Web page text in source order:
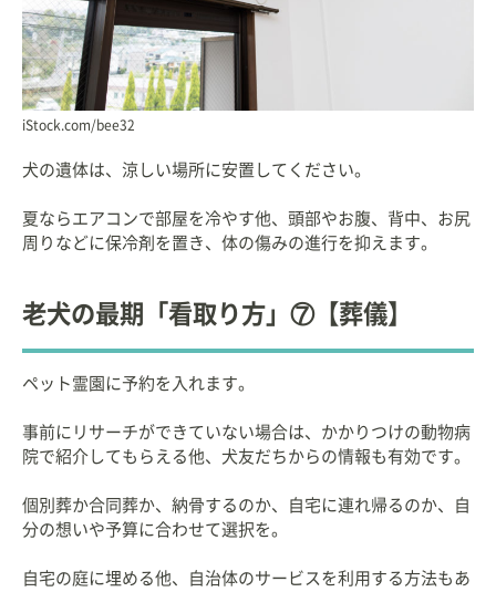
iStock.com/bee32
犬の遺体は、涼しい場所に安置してください。
夏ならエアコンで部屋を冷やす他、頭部やお腹、背中、お尻
周りなどに保冷剤を置き、体の傷みの進行を抑えます。
老犬の最期「看取り方」⑦【葬儀】
ペット霊園に予約を入れます。
事前にリサーチができていない場合は、かかりつけの動物病
院で紹介してもらえる他、犬友だちからの情報も有効です。
個別葬か合同葬か、納骨するのか、自宅に連れ帰るのか、自
分の想いや予算に合わせて選択を。
自宅の庭に埋める他、自治体のサービスを利用する方法もあ